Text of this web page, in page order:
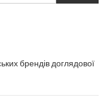
брендів доглядової